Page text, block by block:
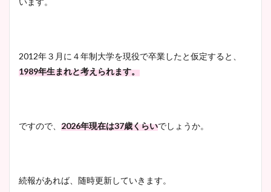
2012年３月に４年制大学を現役で卒業したと仮定すると、
1989年生まれと考えられます。
ですので、 2026年現在は37歳くらいでしょうか。
続報があれば、随時更新していきます。